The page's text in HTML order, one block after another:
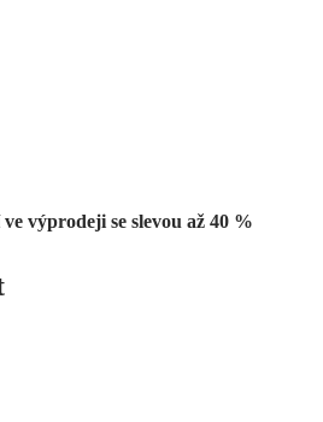
výprodeji se slevou až 40 %